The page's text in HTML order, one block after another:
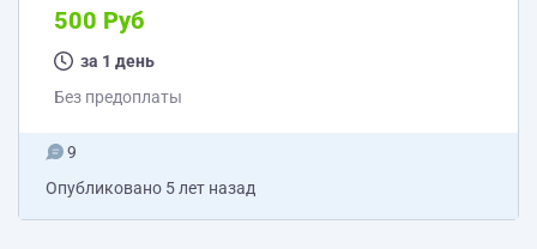
500 Руб
за 1 день
Без предоплаты
9
Опубликовано 5 лет назад